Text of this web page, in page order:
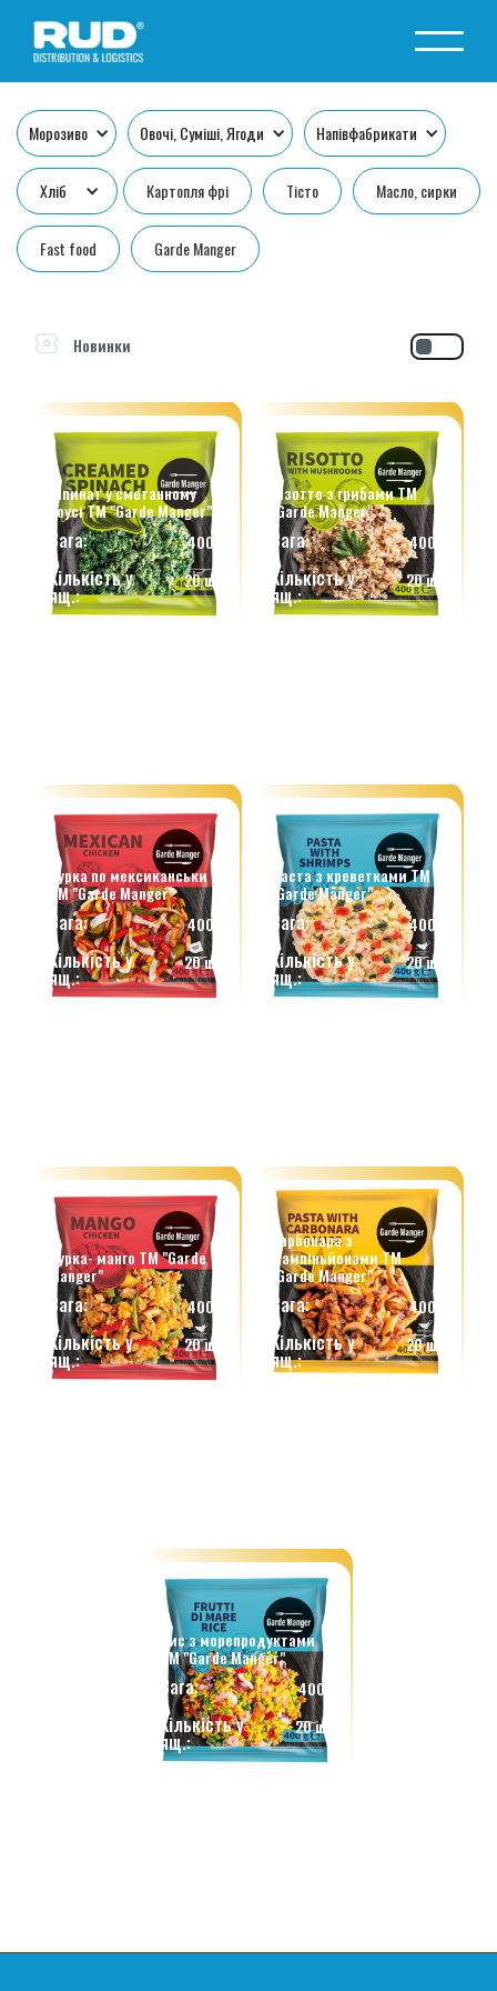
Морозиво Овочі, Суміші, Ягоди Напівфабрикати
Хліб Картопля фрі Тісто Масло, сирки
Fast food Garde Manger
Новинки
Шпинат у сметанному
соусі ТМ "Garde Manger"
Вага: 400 г.
Кількість у
ящ.:
20 шт.
Різотто з грибами ТМ
"Garde Manger"
Вага: 400 г.
Кількість у
ящ.:
20 шт.
Курка по мексиканськи
ТМ "Garde Manger"
Вага: 400 г.
Кількість у
ящ.:
20 шт.
Паста з креветками ТМ
"Garde Manger"
Вага: 400 г.
Кількість у
ящ.:
20 шт.
Курка- манго ТМ "Garde
Manger"
Вага: 400 г.
Кількість у
ящ.:
20 шт.
Карбонара з
шампіньйонами ТМ
"Garde Manger"
Вага: 400 г.
Кількість у
ящ.:
20 шт.
Рис з морепродуктами
ТМ "Garde Manger"
Вага: 400 г.
Кількість у
ящ.:
20 шт.